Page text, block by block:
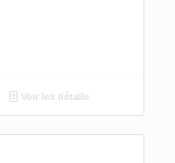
Voir les détails